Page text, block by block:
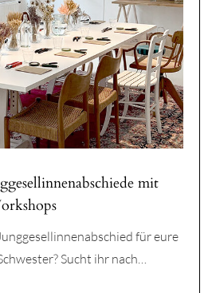
mit
für eure
Sucht ihr nach…